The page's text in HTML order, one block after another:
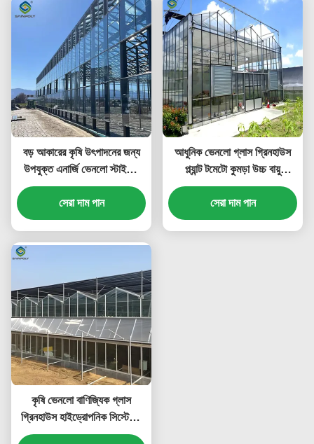
বড় আকারের কৃষি উৎপাদনের জন্য
উপযুক্ত এনার্জি ভেনলো স্টাইলের
গ্রিনহাউস ডিজাইন
সেরা দাম পান
আধুনিক ভেনলো গ্লাস গ্রিনহাউস
প্ল্যান্ট টমেটো কুমড়া উচ্চ বায়ু
প্রতিরোধের
সেরা দাম পান
কৃষি ভেনলো বাণিজ্যিক গ্লাস
গ্রিনহাউস হাইড্রোপনিক সিস্টেমের
সাথে 9.6 মিটার প্রস্থ